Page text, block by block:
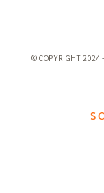
© COPYRIGHT 2024 -